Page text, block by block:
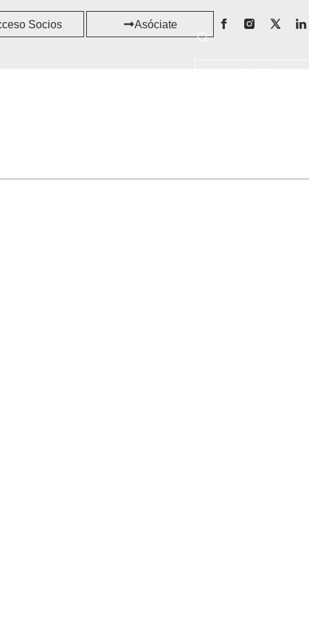
Socios Asóciate